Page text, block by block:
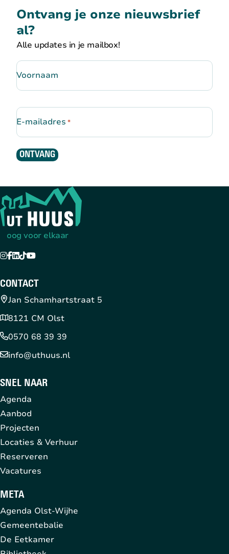
Ontvang je onze nieuwsbrief
al?
Alle updates in je mailbox!
Voornaam
E-mailadres *
ONTVANG
Terug naar de startpagina
oog voor elkaar
Instagram
Facebook
LinkedIn
TikTokYouTube
CONTACT
Jan Schamhartstraat 5
8121 CM Olst
0570 68 39 39
info@uthuus.nl
SNEL NAAR
Agenda
Aanbod
Projecten
Locaties & Verhuur
Reserveren
Vacatures
META
Agenda Olst-Wijhe
Gemeentebalie
De Eetkamer